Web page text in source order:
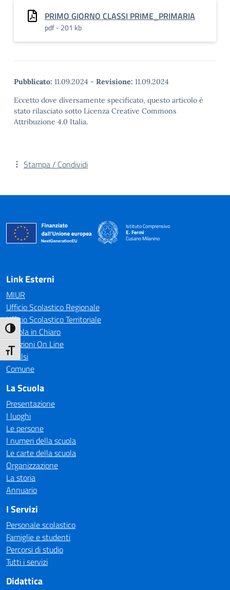
Attiva/disattiva alto contrasto
Attiva/disattiva dimensione testo
PRIMO GIORNO CLASSI PRIME_PRIMARIA
pdf - 201 kb
Pubblicato: 11.09.2024 - Revisione: 11.09.2024
Eccetto dove diversamente specificato, questo articolo è
stato rilasciato sotto Licenza Creative Commons
Attribuzione 4.0 Italia.
Stampa / Condividi
Istituto Comprensivo
E. Fermi
Cusano Milanino
Link Esterni
MIUR
Ufficio Scolastico Regionale
Ufficio Scolastico Territoriale
Scuola in Chiaro
Iscrizioni On Line
Invalsi
Comune
La Scuola
Presentazione
I luoghi
Le persone
I numeri della scuola
Le carte della scuola
Organizzazione
La storia
Annuario
I Servizi
Personale scolastico
Famiglie e studenti
Percorsi di studio
Tutti i servizi
Didattica